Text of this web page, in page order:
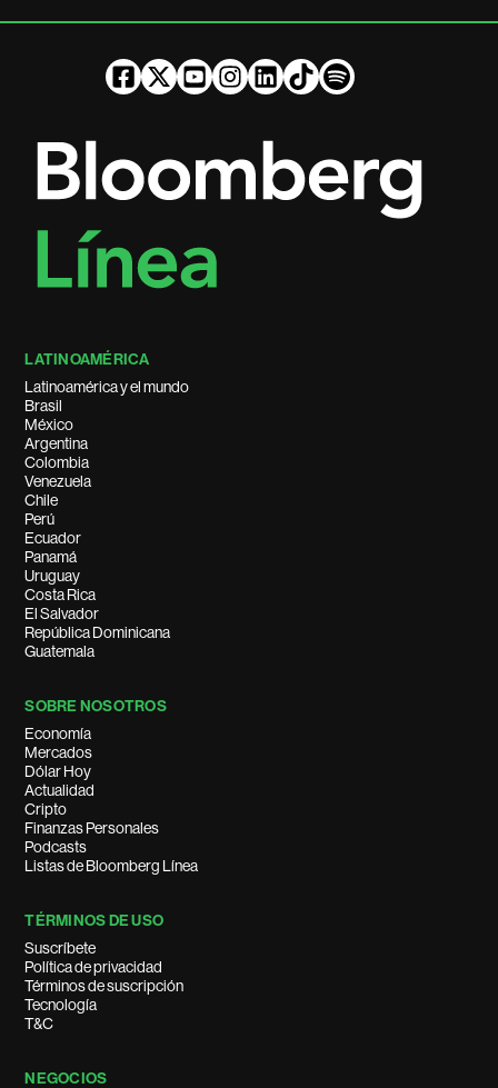
LATINOAMÉRICA
Latinoamérica y el mundo
Brasil
México
Argentina
Colombia
Venezuela
Chile
Perú
Ecuador
Panamá
Uruguay
Costa Rica
El Salvador
República Dominicana
Guatemala
SOBRE NOSOTROS
Economía
Mercados
Dólar Hoy
Actualidad
Cripto
Finanzas Personales
Podcasts
Listas de Bloomberg Línea
TÉRMINOS DE USO
Suscríbete
Política de privacidad
Términos de suscripción
Tecnología
T&C
NEGOCIOS